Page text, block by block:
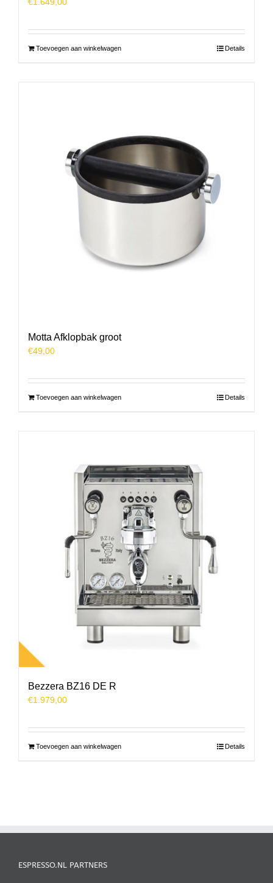
Toevoegen aan winkelwagen Details
Motta Afklopbak groot
€49,00
Toevoegen aan winkelwagen Details
Bezzera BZ16 DE R
€1.979,00
Toevoegen aan winkelwagen Details
ESPRESSO.NL PARTNERS